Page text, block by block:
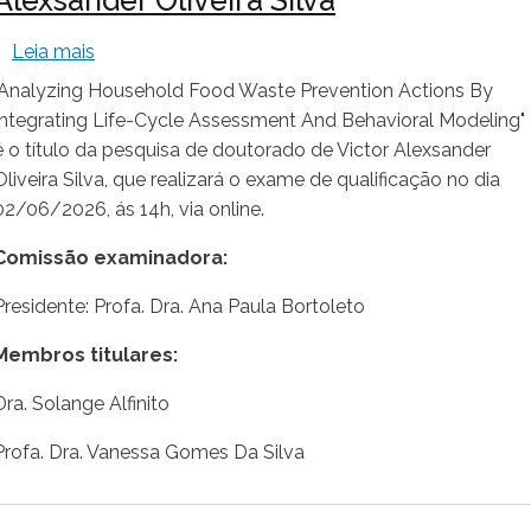
Leia mais
Household Food Waste Prevention Actions By
Life-Cycle Assessment And Behavioral Modeling"
o título da pesquisa de doutorado de Victor Alexsander
Silva, que realizará o exame de qualificação no dia
06/2026, ás 14h, via online.
examinadora:
Profa. Dra. Ana Paula Bortoleto
titulares:
Solange Alfinito
Dra. Vanessa Gomes Da Silva